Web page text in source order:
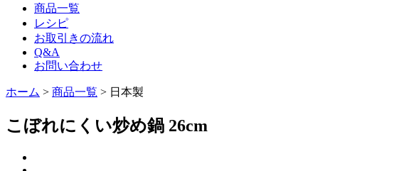
商品一覧
レシピ
お取引きの流れ
Q&A
お問い合わせ
ホーム > 商品一覧 > 日本製
こぼれにくい炒め鍋 26cm